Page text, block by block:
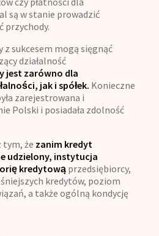
są w stanie prowadzić
przychody.
z sukcesem mogą sięgnąć
działalność
jest zarówno dla
jak i spółek. Konieczne
zarejestrowana i
Polski i posiadała zdolność
tym, że zanim kredyt
udzielony, instytucja
kredytową przedsiębiorcy,
kredytów, poziom
a także ogólną kondycję